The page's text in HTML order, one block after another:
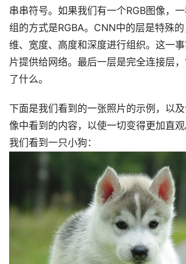
串串符号。如果我们有一个RGB图像，
组的方式是RGBA。CNN中的层是特殊
维、宽度、高度和深度进行组织。这一
片提供给网络。最后一层是完全连接层
了什么。
下面是我们看到的一张照片的示例，以
像中看到的内容，以使一切变得更加直观
我们看到一只小狗：